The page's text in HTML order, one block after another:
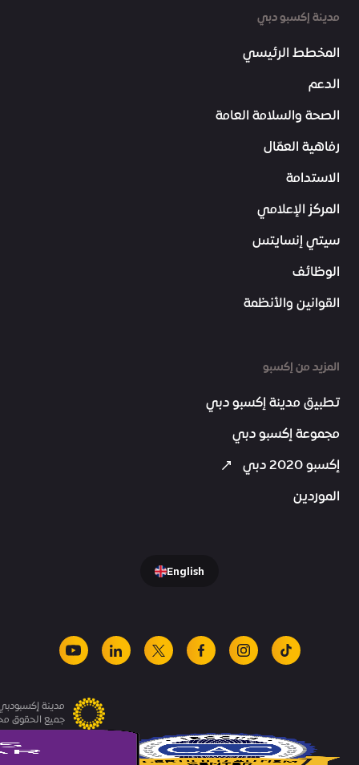
مدينة إكسبو دبي
المخطط الرئيسي
الدعم
الصحة والسلامة العامة
رفاهية العمّال
الاستدامة
المركز الإعلامي
سيتي إنسايتس
الوظائف
القوانين والأنظمة
المزيد من إكسبو
تطبيق مدينة إكسبو دبي
مجموعة إكسبو دبي
إكسبو 2020 دبي
الموردين
English
tiktok
instagram
facebook
x
linkedin
youtube
مدينة
جميع الحقوق